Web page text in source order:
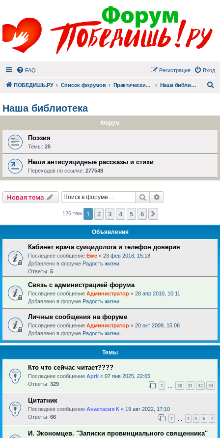
FAQ Вход
Регистрация
ПОБЕДИШЬ.РУ Список форумов Практический раздел Наша библиотека
Наша библиотека
Форум
Поэзия
Темы: 25
Наши антисуицидные рассказы и стихи
Переходов по ссылке: 277548
Новая тема Поиск
126 тем 1 2 3 4 5 6
Объявления
Кабинет врача суицидолога и телефон доверия
Последнее сообщение Ewe « 23 фев 2018, 15:18
Добавлено в форуме Радость жизни
Ответы: 5
Связь с администрацией форума
Последнее сообщение Администратор « 28 апр 2010, 10:11
Добавлено в форуме Радость жизни
Личные сообщения на форуме
Последнее сообщение Администратор « 20 окт 2009, 15:08
Добавлено в форуме Радость жизни
Темы
Кто что сейчас читает????
Последнее сообщение April « 07 янв 2025, 22:05
Ответы: 329 1 30 31 32 33
Цитатник
Последнее сообщение Анастасия К « 19 авг 2022, 17:10
Ответы: 66 1 4 5 6 7
И. Экономцев. "Записки провинциального священника"